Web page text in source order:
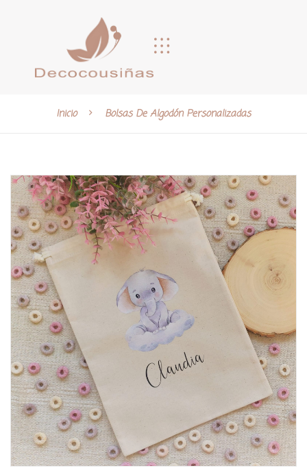
Inicio Bolsas De Algodón Personalizadas